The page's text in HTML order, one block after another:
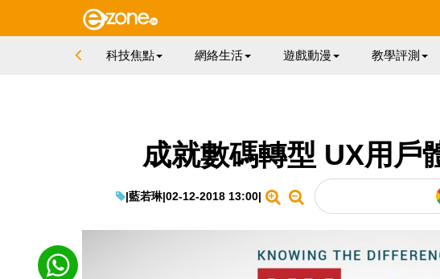
科技焦點 網絡生活 遊戲動漫 教學評測
成就數碼轉型 UX用戶
|藍若琳|02-12-2018 13:00|